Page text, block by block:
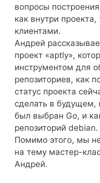
вопросы
как внутри
клиентами.
Андрей
проект «aptly»,
инструментом для
репозиториев, как
статус проекта
сделать в будущем,
был выбран Go, и
репозиторий debian.
Помимо этого, мы
на тему мастер-
Андрей.